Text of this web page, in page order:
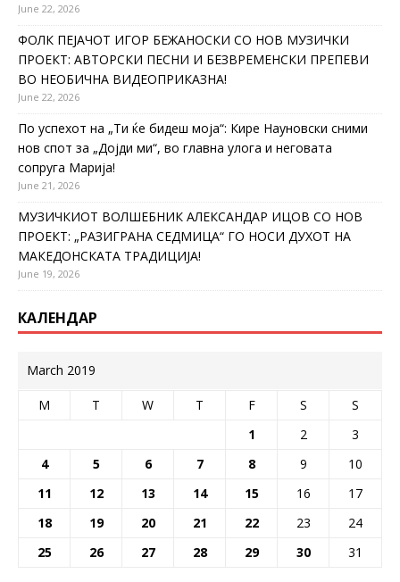
June 22, 2026
ФОЛК ПЕЈАЧОТ ИГОР БЕЖАНОСКИ СО НОВ МУЗИЧКИ
ПРОЕКТ: АВТОРСКИ ПЕСНИ И БЕЗВРЕМЕНСКИ ПРЕПЕВИ
ВО НЕОБИЧНА ВИДЕОПРИКАЗНА!
June 22, 2026
По успехот на „Ти ќе бидеш моја“: Кире Науновски сними
нов спот за „Дојди ми“, во главна улога и неговата
сопруга Марија!
June 21, 2026
МУЗИЧКИОТ ВОЛШЕБНИК АЛЕКСАНДАР ИЦОВ СО НОВ
ПРОЕКТ: „РАЗИГРАНА СЕДМИЦА“ ГО НОСИ ДУХОТ НА
МАКЕДОНСКАТА ТРАДИЦИЈА!
June 19, 2026
КАЛЕНДАР
March 2019
M T W T F S
S
1
2
3
4
5 6 7 8 9
10
11
12 13 14 15 16
17
18
19 20 21 22 23
24
25
26 27 28 29 30 31